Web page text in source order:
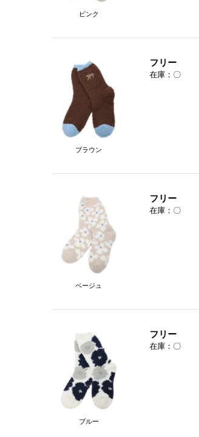
ピンク
ブラウン
フリー
在庫：〇
ベージュ
フリー
在庫：〇
ブルー
フリー
在庫：〇